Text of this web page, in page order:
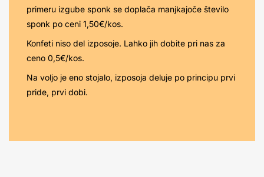
primeru izgube sponk se doplača manjkajoče število
sponk po ceni 1,50€/kos.
Konfeti niso del izposoje. Lahko jih dobite pri nas za
ceno 0,5€/kos.
Na voljo je eno stojalo, izposoja deluje po principu prvi
pride, prvi dobi.